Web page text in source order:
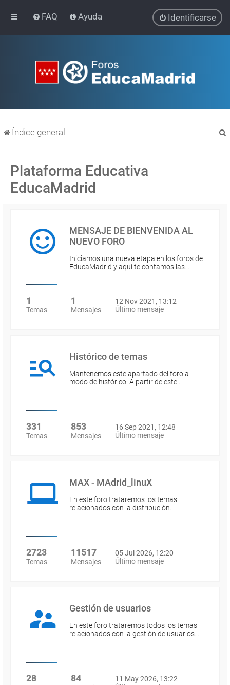
FAQ Ayuda Identificarse
Índice general
Plataforma Educativa
EducaMadrid
MENSAJE DE BIENVENIDA AL
NUEVO FORO
Iniciamos una nueva etapa en los foros de
EducaMadrid y aquí te contamos las…
1
Temas
1
Mensajes
12 Nov 2021, 13:12
Último mensaje
Histórico de temas
Mantenemos este apartado del foro a
modo de histórico. A partir de este…
331
Temas
853
Mensajes
16 Sep 2021, 12:48
Último mensaje
MAX - MAdrid_linuX
En este foro trataremos los temas
relacionados con la distribución…
2723
Temas
11517
Mensajes
05 Jul 2026, 12:20
Último mensaje
Gestión de usuarios
En este foro trataremos todos los temas
relacionados con la gestión de usuarios…
28 84
11 May 2026, 13:22